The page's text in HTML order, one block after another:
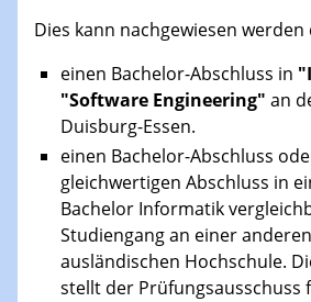
Dies kann nachgewiesen werden
einen Bachelor-Abschluss in
"Software Engineering" an
Duisburg-Essen.
einen Bachelor-Abschluss
gleichwertigen Abschluss in
Bachelor Informatik
Studiengang an einer
ausländischen Hochschule.
stellt der Prüfungsausschuss